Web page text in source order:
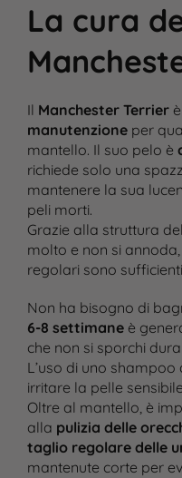
La cura
Il Manchester Terrierè
manutenzioneper
mantello. Il suo pelo è
richiede solo una
mantenere la sua
peli morti.
Grazie alla struttura
molto e non si
regolari sono
Non ha bisogno di
6-8 settimaneè
che non si sporchi
L’uso di uno
irritare la pelle
Oltre al mantello, è
alla pulizia delle
taglio regolare delle
mantenute corte per